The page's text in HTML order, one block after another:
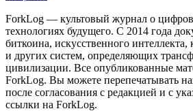
ForkLog — культовый журнал о
технологиях будущего. С 2014 года
биткоина, искусственного
и других систем, определяющих
цивилизации. Все опубликованные
ForkLog. Вы можете перепечатывать
после согласования с редакцией и с
ссылки на ForkLog.